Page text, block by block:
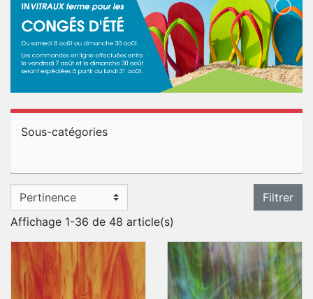
Sous-catégories
Filtrer
Affichage 1-36 de 48 article(s)